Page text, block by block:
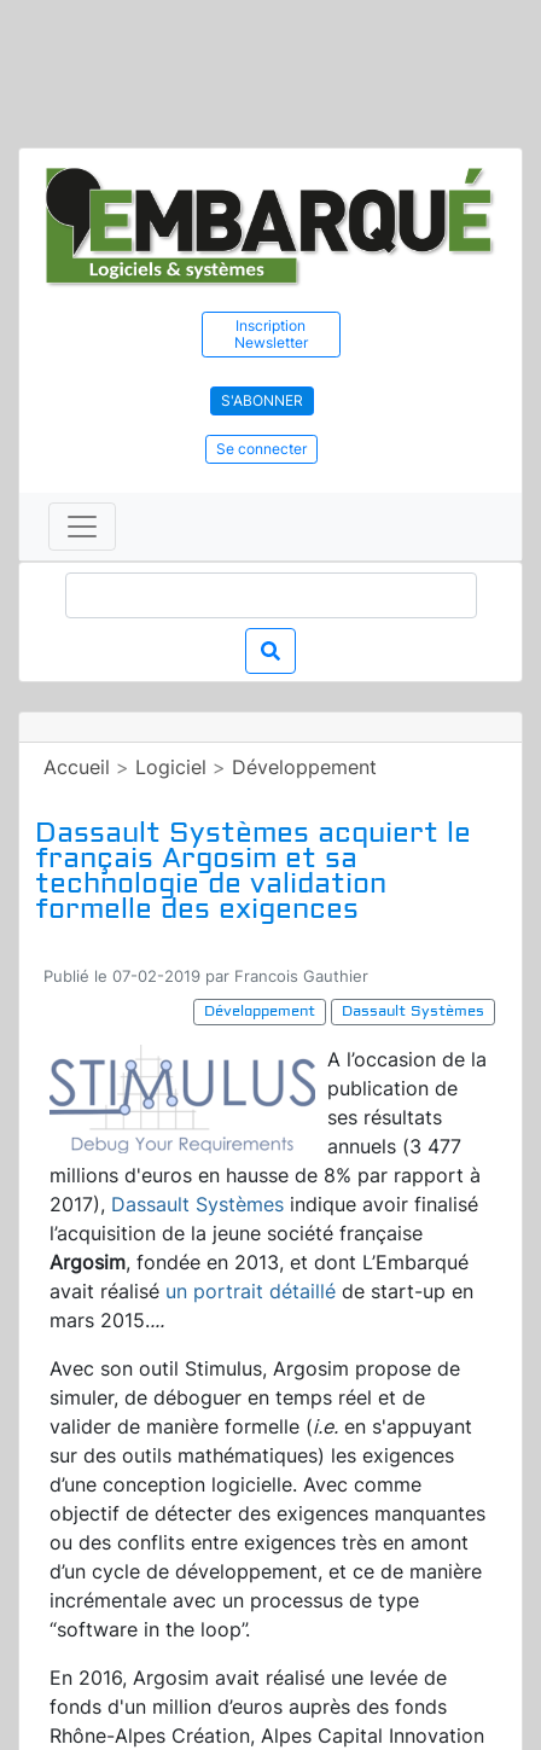
Inscription
Newsletter
S'ABONNER
Se connecter
Accueil > Logiciel > Développement
Dassault Systèmes acquiert le
français Argosim et sa
technologie de validation
formelle des exigences
Publié le 07-02-2019 par Francois Gauthier
Développement
Dassault Systèmes
A l’occasion de la
publication de
ses résultats
annuels (3 477
millions d'euros en hausse de 8% par rapport à
2017), Dassault Systèmes indique avoir finalisé
l’acquisition de la jeune société française
Argosim, fondée en 2013, et dont L’Embarqué
avait réalisé un portrait détaillé de start-up en
mars 2015....
Avec son outil Stimulus, Argosim propose de
simuler, de déboguer en temps réel et de
valider de manière formelle (i.e. en s'appuyant
sur des outils mathématiques) les exigences
d’une conception logicielle. Avec comme
objectif de détecter des exigences manquantes
ou des conflits entre exigences très en amont
d’un cycle de développement, et ce de manière
incrémentale avec un processus de type
“software in the loop”.
En 2016, Argosim avait réalisé une levée de
fonds d'un million d’euros auprès des fonds
Rhône-Alpes Création, Alpes Capital Innovation